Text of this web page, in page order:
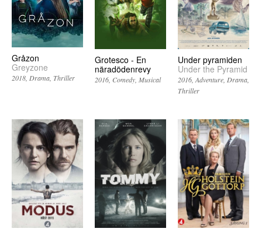
Gråzon
Greyzone
2018 Drama Thriller
Grotesco - En
näradödenrevy
2016 Comedy Musical
Under pyramiden
Under the Pyramid
2016 Adventure Drama
Thriller